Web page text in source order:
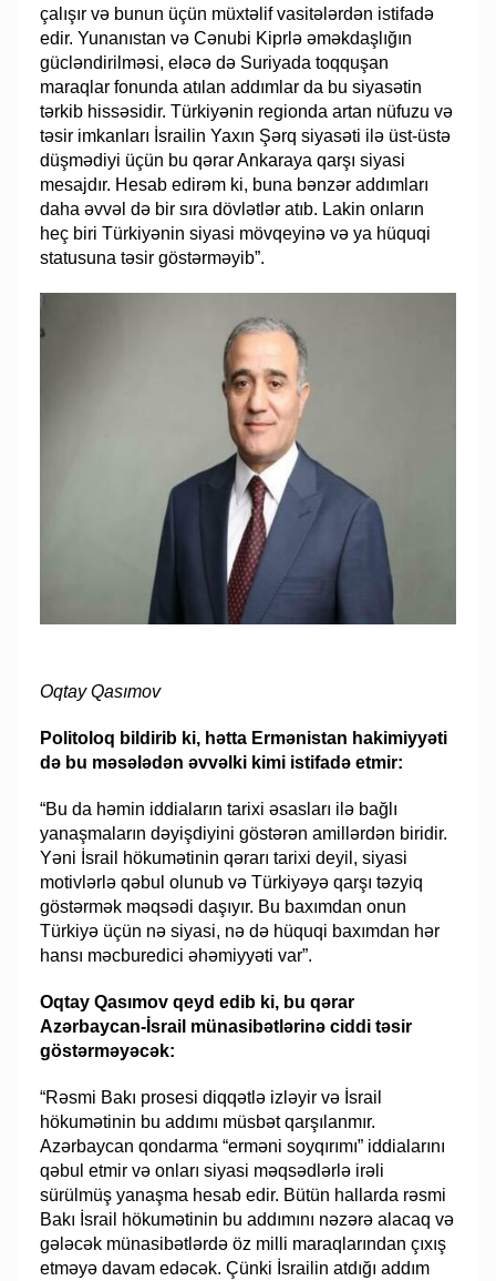
çalışır və bunun üçün müxtəlif vasitələrdən istifadə
edir. Yunanıstan və Cənubi Kiprlə əməkdaşlığın
gücləndirilməsi, eləcə də Suriyada toqquşan
maraqlar fonunda atılan addımlar da bu siyasətin
tərkib hissəsidir. Türkiyənin regionda artan nüfuzu və
təsir imkanları İsrailin Yaxın Şərq siyasəti ilə üst-üstə
düşmədiyi üçün bu qərar Ankaraya qarşı siyasi
mesajdır. Hesab edirəm ki, buna bənzər addımları
daha əvvəl də bir sıra dövlətlər atıb. Lakin onların
heç biri Türkiyənin siyasi mövqeyinə və ya hüquqi
statusuna təsir göstərməyib”.
Oqtay Qasımov
Politoloq bildirib ki, hətta Ermənistan hakimiyyəti
də bu məsələdən əvvəlki kimi istifadə etmir:
“Bu da həmin iddiaların tarixi əsasları ilə bağlı
yanaşmaların dəyişdiyini göstərən amillərdən biridir.
Yəni İsrail hökumətinin qərarı tarixi deyil, siyasi
motivlərlə qəbul olunub və Türkiyəyə qarşı təzyiq
göstərmək məqsədi daşıyır. Bu baxımdan onun
Türkiyə üçün nə siyasi, nə də hüquqi baxımdan hər
hansı məcburedici əhəmiyyəti var”.
Oqtay Qasımov qeyd edib ki, bu qərar
Azərbaycan-İsrail münasibətlərinə ciddi təsir
göstərməyəcək:
“Rəsmi Bakı prosesi diqqətlə izləyir və İsrail
hökumətinin bu addımı müsbət qarşılanmır.
Azərbaycan qondarma “erməni soyqırımı” iddialarını
qəbul etmir və onları siyasi məqsədlərlə irəli
sürülmüş yanaşma hesab edir. Bütün hallarda rəsmi
Bakı İsrail hökumətinin bu addımını nəzərə alacaq və
gələcək münasibətlərdə öz milli maraqlarından çıxış
etməyə davam edəcək. Çünki İsrailin atdığı addım